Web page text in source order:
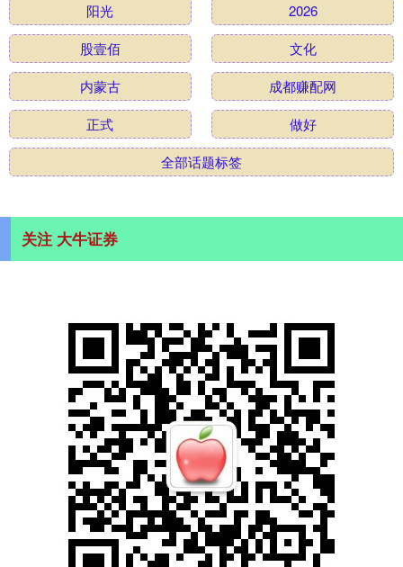
阳光
2026
股壹佰
文化
内蒙古
成都赚配网
正式
做好
全部话题标签
关注 大牛证券